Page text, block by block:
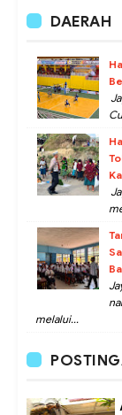
DAERAH
melalui...